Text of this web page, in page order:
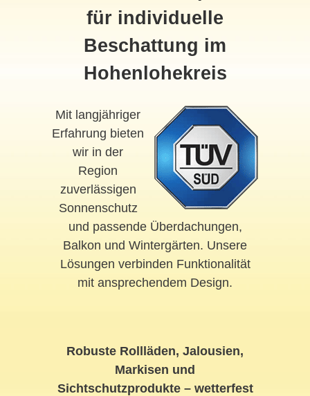
für individuelle
Beschattung im
Hohenlohekreis
Mit langjähriger
Erfahrung bieten
wir in der
Region
zuverlässigen
Sonnenschutz
und passende Überdachungen,
Balkon und Wintergärten. Unsere
Lösungen verbinden Funktionalität
mit ansprechendem Design.
Robuste Rollläden, Jalousien,
Markisen und
Sichtschutzprodukte – wetterfest